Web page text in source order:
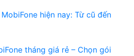
hiện nay: Từ cũ đến
tháng giá rẻ – Chọn gói